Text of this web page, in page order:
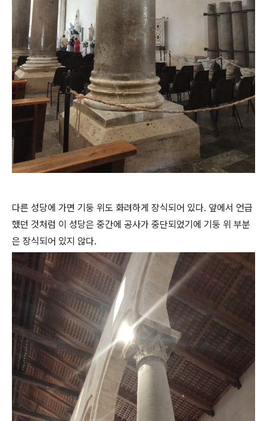
다른 성당에 가면 기둥 위도 화려하게 장식되어 있다. 앞에서 언급
했던 것처럼 이 성당은 중간에 공사가 중단되었기에 기둥 위 부분
은 장식되어 있지 않다.